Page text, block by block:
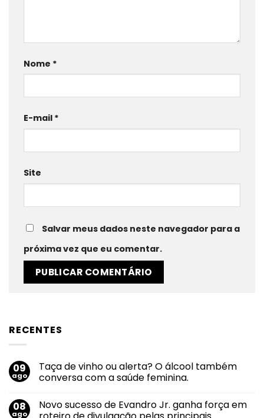
Nome *
E-mail *
Site
Salvar meus dados neste navegador para a
próxima vez que eu comentar.
RECENTES
09
ago
Taça de vinho ou alerta? O álcool também
conversa com a saúde feminina.
em
Taça
08
ago
Novo sucesso de Evandro Jr. ganha força em